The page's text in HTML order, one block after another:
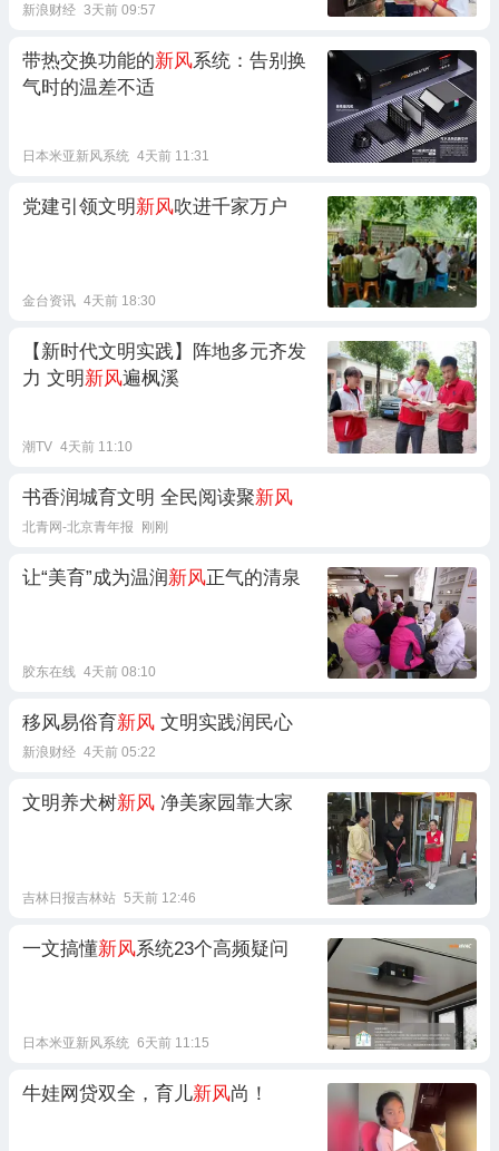
新浪财经 3天前 09:57
带热交换功能的新风系统：告别换
气时的温差不适
日本米亚新风系统 4天前 11:31
党建引领文明新风吹进千家万户
金台资讯 4天前 18:30
【新时代文明实践】阵地多元齐发
力 文明新风遍枫溪
潮TV 4天前 11:10
书香润城育文明 全民阅读聚新风
北青网-北京青年报 刚刚
让“美育”成为温润新风正气的清泉
胶东在线 4天前 08:10
移风易俗育新风 文明实践润民心
新浪财经 4天前 05:22
文明养犬树新风 净美家园靠大家
吉林日报吉林站 5天前 12:46
一文搞懂新风系统23个高频疑问
日本米亚新风系统 6天前 11:15
牛娃网贷双全，育儿新风尚！